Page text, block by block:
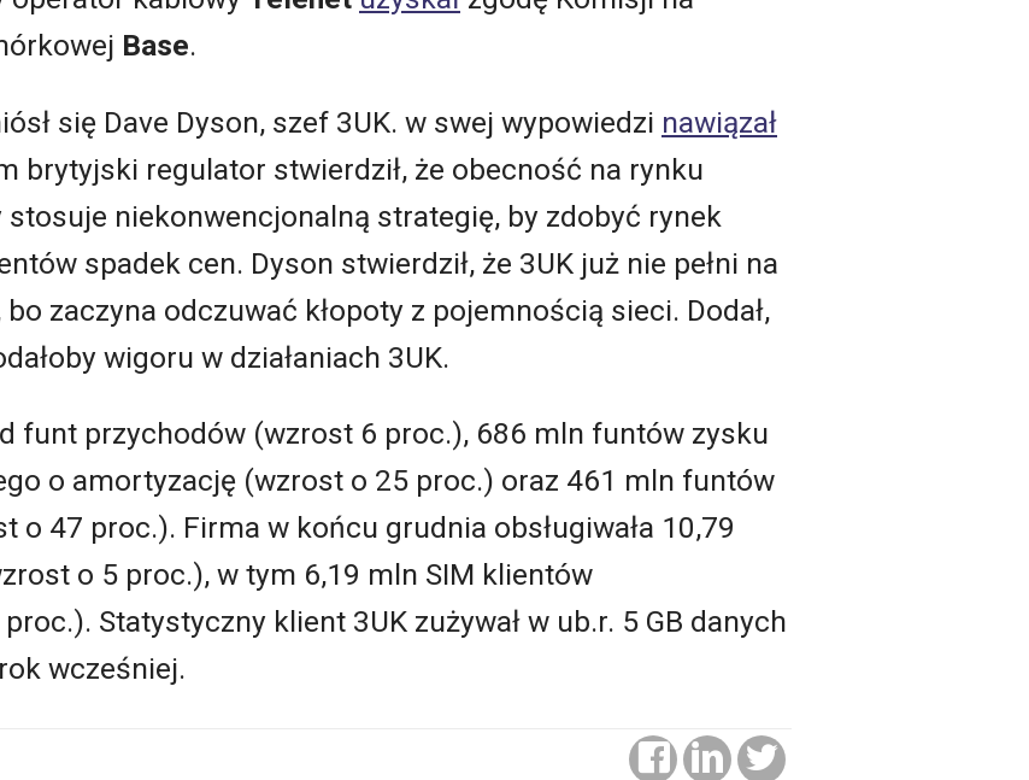
Base.
się Dave Dyson, szef 3UK. w swej wypowiedzi nawiązał
brytyjski regulator stwierdził, że obecność na rynku
niekonwencjonalną strategię, by zdobyć rynek
spadek cen. Dyson stwierdził, że 3UK już nie pełni na
zaczyna odczuwać kłopoty z pojemnością sieci. Dodał,
wigoru w działaniach 3UK.
funt przychodów (wzrost 6 proc.), 686 mln funtów zysku
o amortyzację (wzrost o 25 proc.) oraz 461 mln funtów
o 47 proc.). Firma w końcu grudnia obsługiwała 10,79
o 5 proc.), w tym 6,19 mln SIM klientów
Statystyczny klient 3UK zużywał w ub.r. 5 GB danych
wcześniej.